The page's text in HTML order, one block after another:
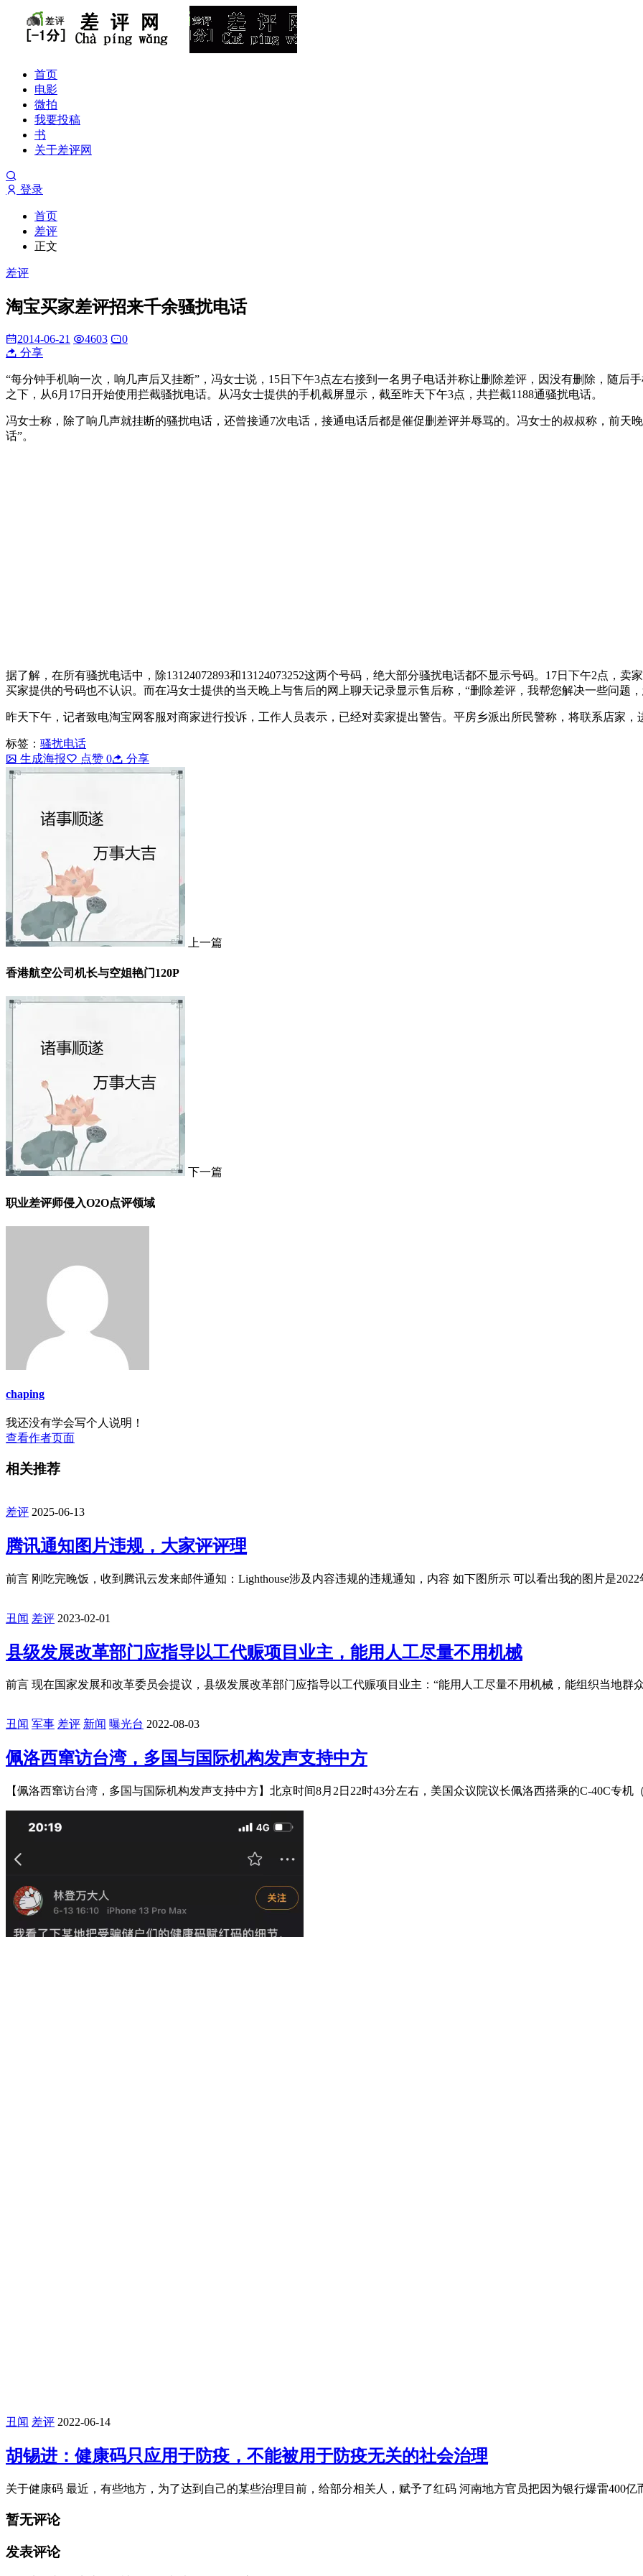
首页
电影
微拍
我要投稿
书
关于差评网
登录
首页
差评
正文
差评
淘宝买家差评招来千余骚扰电话
2014-06-21 4603
0
分享
“每分钟手机响一次，响几声后又挂断”，冯女士说，15日下午3点左右接到一名男子电话并称让删除差评，因没有删除，随后
之下，从6月17日开始使用拦截骚扰电话。从冯女士提供的手机截屏显示，截至昨天下午3点，共拦截1188通骚扰电话。
冯女士称，除了响几声就挂断的骚扰电话，还曾接通7次电话，接通电话后都是催促删差评并辱骂的。冯女士的叔叔称，前天
话”。
据了解，在所有骚扰电话中，除13124072893和13124073252这两个号码，绝大部分骚扰电话都不显示号码。17日下午2点，
买家提供的号码也不认识。而在冯女士提供的当天晚上与售后的网上聊天记录显示售后称，“删除差评，我帮您解决一些问题
昨天下午，记者致电淘宝网客服对商家进行投诉，工作人员表示，已经对卖家提出警告。平房乡派出所民警称，将联系店家，
标签： 骚扰电话
生成海报
点赞 0 分享
上一篇
香港航空公司机长与空姐艳门120P
下一篇
职业差评师侵入O2O点评领域
chaping
我还没有学会写个人说明！
查看作者页面
相关推荐
腾讯通知图片违规，大家评评理
前言 现在国家发展和改革委员会提议，县级发展改革部门应指导以工代赈项目业主：“能用人工尽量不用机械，能组织当地群